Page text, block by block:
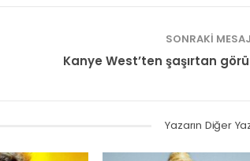
SONRAKI MESAJ
Kanye West’ten şaşırtan
Yazarın Diğer